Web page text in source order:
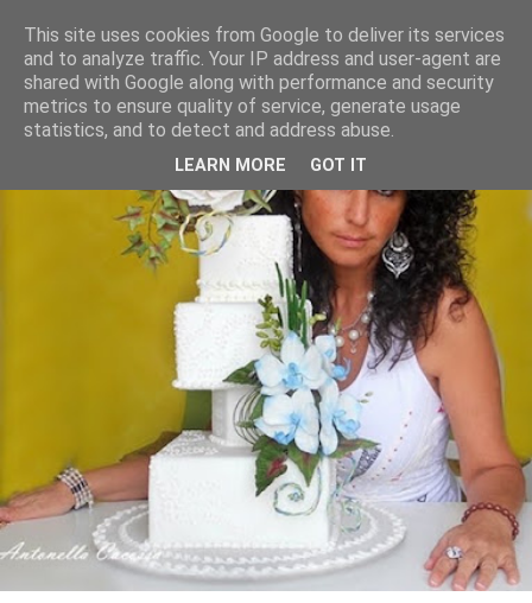
This site uses cookies from Google to deliver its services
and to analyze traffic. Your IP address and user-agent are
shared with Google along with performance and security
metrics to ensure quality of service, generate usage
statistics, and to detect and address abuse.
LEARN MORE GOT IT